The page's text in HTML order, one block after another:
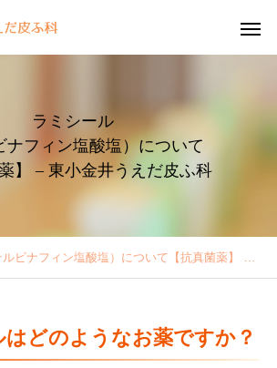
を放置する
円形脱毛症になぜ「光
～エキシマライト（紫
ラミシール
ナフィン塩酸塩）について
薬】 – 東小金井うえだ皮ふ科
ィン塩酸塩）について【抗真菌薬】 – 東小金井うえだ皮ふ科
はどのようなお薬ですか？